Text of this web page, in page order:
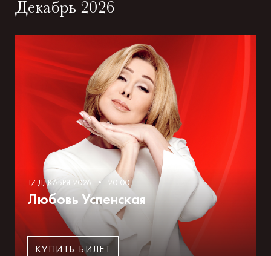
Декабрь 2026
17 ДЕКАБРЯ 2026 • 20:00
Любовь Успенская
КУПИТЬ БИЛЕТ